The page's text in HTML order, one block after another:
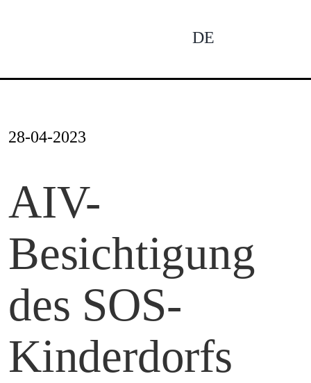
DE
28-04-2023
AIV-
Besichtigung
des SOS-
Kinderdorfs